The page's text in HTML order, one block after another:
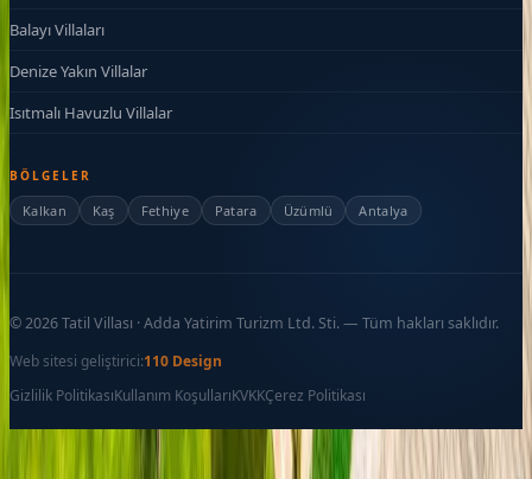
Balayı Villaları
Denize Yakın Villalar
Isıtmalı Havuzlu Villalar
BÖLGELER
Kalkan Kaş Fethiye Patara Üzümlü Antalya
©2026Tatil Villası · Adda Yatirim Turizm Ltd. Sti. — Tüm hakları saklıdır.
Web sitesi geliştirici:110 Design
Gizlilik PolitikasıKullanım KoşullarıKVKKÇerez Politikası
Favoriler